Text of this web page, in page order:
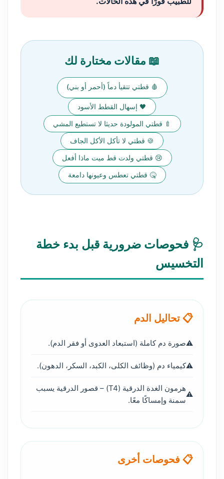
📖 مقالات مختارة لك
🩸 قطتي تتقيأ دماً (أحمر أو بني)
🖤 إسهال القطط الأسود
🍼 قطتي المولودة حديثا لا تستطيع المشي
🍪 قطتي لا تأكل الأكل الجاف
😢 قطتي ولدت قط ميت ماذا أفعل
🤒 قطتي تعطس وعيونها دامعة
🩺 فحوصات ضرورية قبل بدء خطة
التخسيس
📋 تحاليل الدم
صورة دم كاملة (استبعاد العدوى أو فقر الدم).
كيمياء دم (وظائف الكلى، الكبد، السكر، الدهون).
هرمون الغدة الدرقية (T4) – قصور الدرقية يسبب
سمنة وإمساكًا معًا.
📋 فحوصات أخرى